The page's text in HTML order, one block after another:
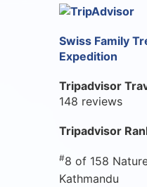
Swiss Family
Expedition
Tripadvisor
148 reviews
Tripadvisor
#8 of 158
Kathmandu